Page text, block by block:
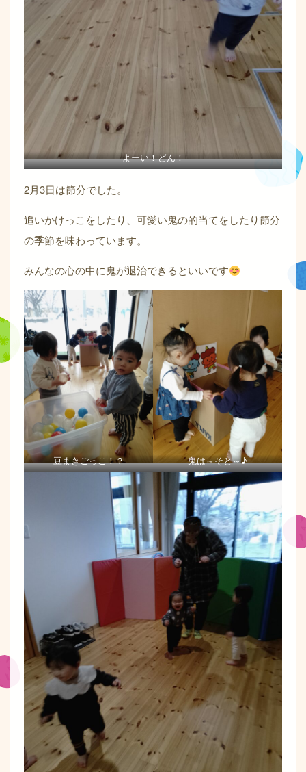
よーい！どん！
2月3日は節分でした。
追いかけっこをしたり、可愛い鬼の的当てをしたり節分
の季節を味わっています。
みんなの心の中に鬼が退治できるといいです
豆まきごっこ！？ 鬼は～そと～♪